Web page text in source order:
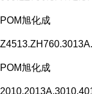
POM旭化成
POM旭化成